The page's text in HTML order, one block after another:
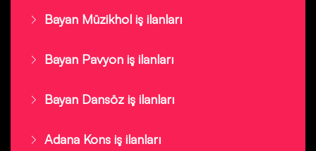
Bayan Müzikhol iş ilanları
Bayan Pavyon iş ilanları
Bayan Dansöz iş ilanları
Adana Kons iş ilanları